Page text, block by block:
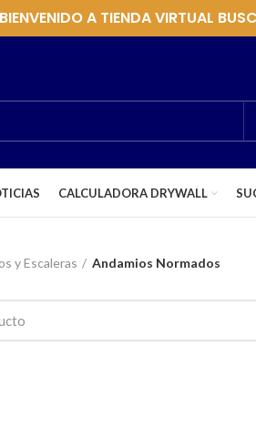
CALCULADORA DRYWALL
y Escaleras Andamios Normados
BIENVENIDO A TIENDA VIRTUAL